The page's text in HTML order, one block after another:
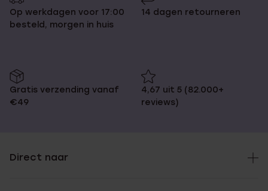
Op werkdagen voor 17:00
besteld, morgen in huis
14 dagen retourneren
Gratis verzending vanaf
€49
4,67 uit 5 (82.000+
reviews)
Direct naar